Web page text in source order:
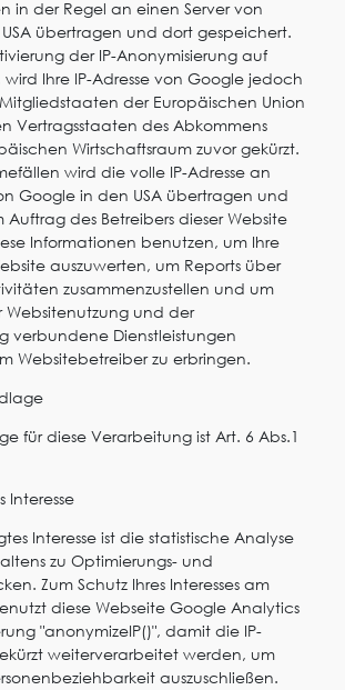
in der Regel an einen Server von
übertragen und dort gespeichert.
der IP-Anonymisierung auf
wird Ihre IP-Adresse von Google jedoch
der Europäischen Union
Vertragsstaaten des Abkommens
Wirtschaftsraum zuvor gekürzt.
wird die volle IP-Adresse an
Google in den USA übertragen und
Auftrag des Betreibers dieser Website
Informationen benutzen, um Ihre
auszuwerten, um Reports über
zusammenzustellen und um
Websitenutzung und der
verbundene Dienstleistungen
Websitebetreiber zu erbringen.
für diese Verarbeitung ist Art. 6 Abs.1
Interesse
Interesse ist die statistische Analyse
zu Optimierungs- und
Zum Schutz Ihres Interesses am
diese Webseite Google Analytics
"anonymizeIP()", damit die IP-
weiterverarbeitet werden, um
auszuschließen.